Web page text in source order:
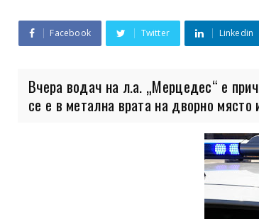
Facebook Twitter Linkedin
Вчера водач на л.а. „Мерцедес“ е
се е в метална врата на дворно място